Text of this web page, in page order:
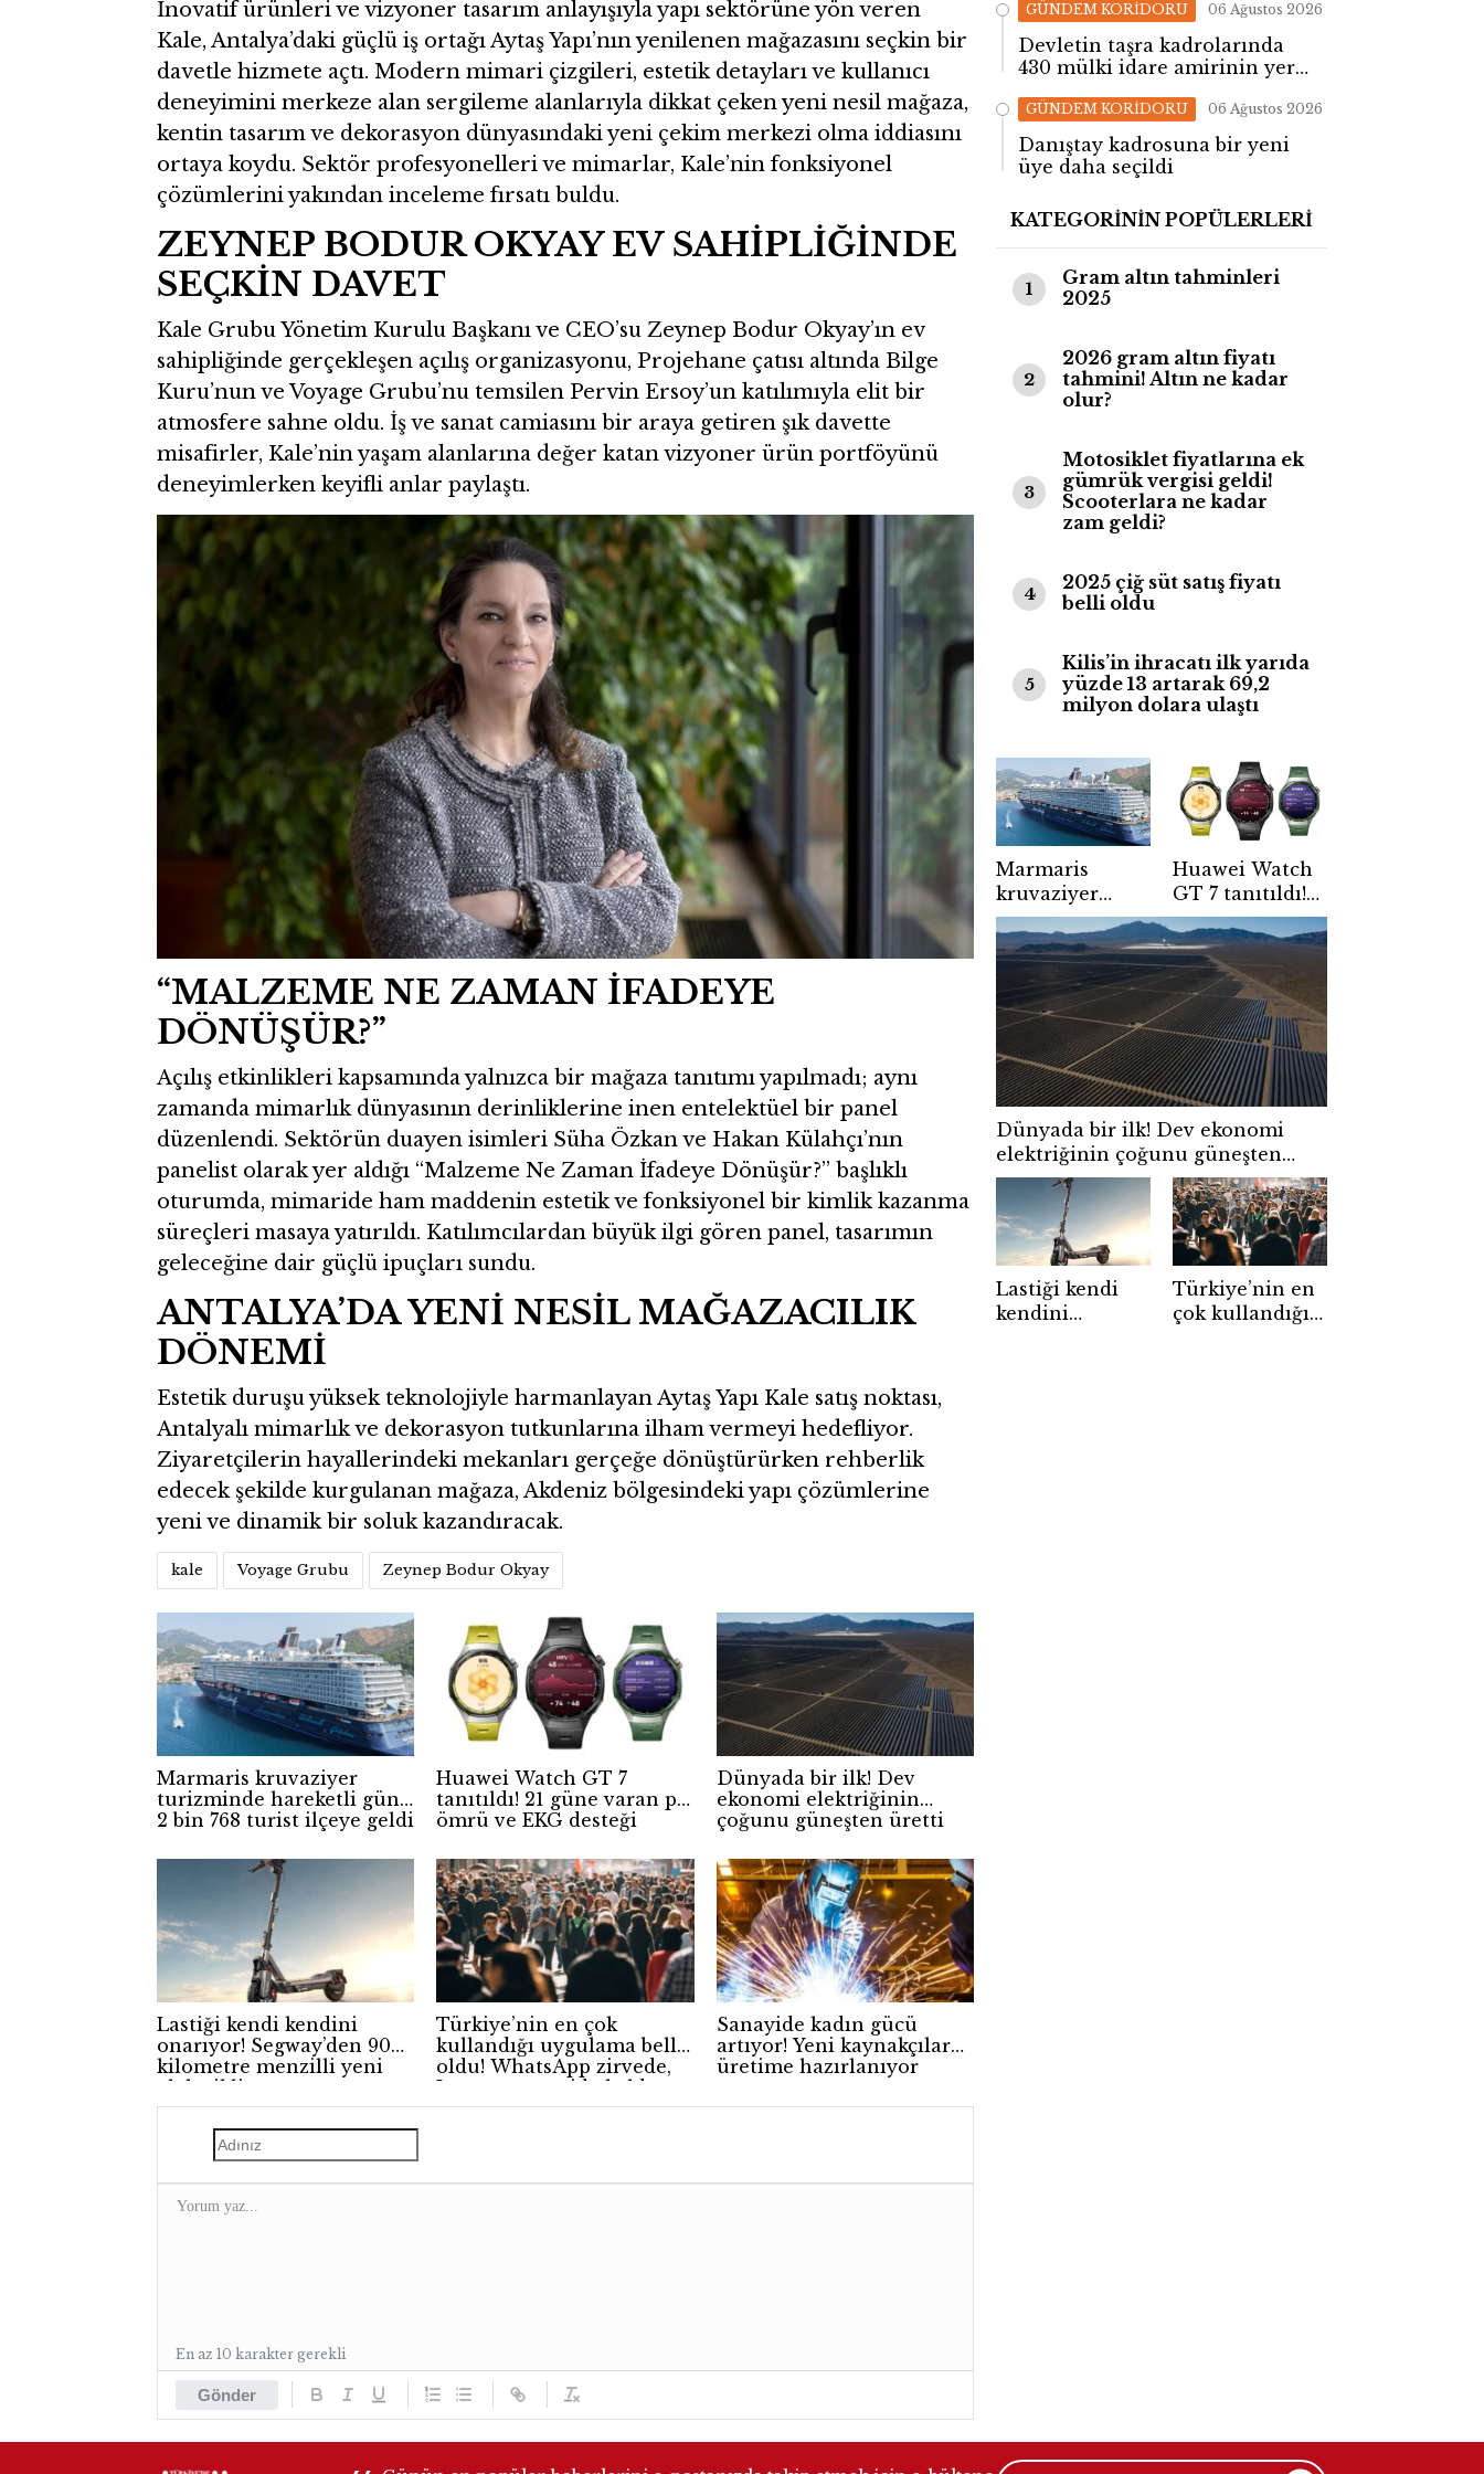
İnovatif ürünleri ve vizyoner tasarım anlayışıyla yapı sektörüne yön veren
Kale, Antalya’daki güçlü iş ortağı Aytaş Yapı’nın yenilenen mağazasını seçkin bir
davetle hizmete açtı. Modern mimari çizgileri, estetik detayları ve kullanıcı
deneyimini merkeze alan sergileme alanlarıyla dikkat çeken yeni nesil mağaza,
kentin tasarım ve dekorasyon dünyasındaki yeni çekim merkezi olma iddiasını
ortaya koydu. Sektör profesyonelleri ve mimarlar, Kale’nin fonksiyonel
çözümlerini yakından inceleme fırsatı buldu.
ZEYNEP BODUR OKYAY EV SAHİPLİĞİNDE
SEÇKİN DAVET
Kale Grubu Yönetim Kurulu Başkanı ve CEO’su Zeynep Bodur Okyay’ın ev
sahipliğinde gerçekleşen açılış organizasyonu, Projehane çatısı altında Bilge
Kuru’nun ve Voyage Grubu’nu temsilen Pervin Ersoy’un katılımıyla elit bir
atmosfere sahne oldu. İş ve sanat camiasını bir araya getiren şık davette
misafirler, Kale’nin yaşam alanlarına değer katan vizyoner ürün portföyünü
deneyimlerken keyifli anlar paylaştı.
“MALZEME NE ZAMAN İFADEYE
DÖNÜŞÜR?”
Açılış etkinlikleri kapsamında yalnızca bir mağaza tanıtımı yapılmadı; aynı
zamanda mimarlık dünyasının derinliklerine inen entelektüel bir panel
düzenlendi. Sektörün duayen isimleri Süha Özkan ve Hakan Külahçı’nın
panelist olarak yer aldığı “Malzeme Ne Zaman İfadeye Dönüşür?” başlıklı
oturumda, mimaride ham maddenin estetik ve fonksiyonel bir kimlik kazanma
süreçleri masaya yatırıldı. Katılımcılardan büyük ilgi gören panel, tasarımın
geleceğine dair güçlü ipuçları sundu.
ANTALYA’DA YENİ NESİL MAĞAZACILIK
DÖNEMİ
Estetik duruşu yüksek teknolojiyle harmanlayan Aytaş Yapı Kale satış noktası,
Antalyalı mimarlık ve dekorasyon tutkunlarına ilham vermeyi hedefliyor.
Ziyaretçilerin hayallerindeki mekanları gerçeğe dönüştürürken rehberlik
edecek şekilde kurgulanan mağaza, Akdeniz bölgesindeki yapı çözümlerine
yeni ve dinamik bir soluk kazandıracak.
kale Voyage Grubu Zeynep Bodur Okyay
Marmaris kruvaziyer
turizminde hareketli gün!
2 bin 768 turist ilçeye geldi
Huawei Watch GT 7
tanıtıldı! 21 güne varan pil
ömrü ve EKG desteği
Dünyada bir ilk! Dev
ekonomi elektriğinin
çoğunu güneşten üretti
Lastiği kendi kendini
onarıyor! Segway’den 90
kilometre menzilli yeni
elektrikli scooter
Türkiye’nin en çok
kullandığı uygulama belli
oldu! WhatsApp zirvede,
Instagram geride kaldı
Sanayide kadın gücü
artıyor! Yeni kaynakçılar
üretime hazırlanıyor
Gönder
En az 10 karakter gerekli
GÜNDEM KORİDORU 06 Ağustos 2026
Devletin taşra kadrolarında
430 mülki idare amirinin yeri
GÜNDEM KORİDORU 06 Ağustos 2026
Danıştay kadrosuna bir yeni
üye daha seçildi
KATEGORİNİN POPÜLERLERİ
1
Gram altın tahminleri
2025
2
2026 gram altın fiyatı
tahmini! Altın ne kadar
olur?
3
Motosiklet fiyatlarına ek
gümrük vergisi geldi!
Scooterlara ne kadar
zam geldi?
4
2025 çiğ süt satış fiyatı
belli oldu
5
Kilis’in ihracatı ilk yarıda
yüzde 13 artarak 69,2
milyon dolara ulaştı
Marmaris
kruvaziyer
turizminde
hareketli gün! 2
bin 768 turist
ilçeye geldi
Huawei Watch
GT 7 tanıtıldı!
21 güne varan
pil ömrü ve
EKG desteği
Dünyada bir ilk! Dev ekonomi
elektriğinin çoğunu güneşten
üretti
Lastiği kendi
kendini
Türkiye’nin en
çok kullandığı